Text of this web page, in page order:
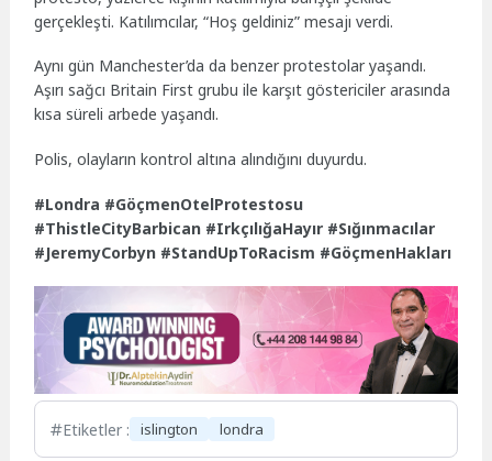
gerçekleşti. Katılımcılar, “Hoş geldiniz” mesajı verdi.
Aynı gün Manchester’da da benzer protestolar yaşandı.
Aşırı sağcı Britain First grubu ile karşıt göstericiler arasında
kısa süreli arbede yaşandı.
Polis, olayların kontrol altına alındığını duyurdu.
#Londra #GöçmenOtelProtestosu
#ThistleCityBarbican #IrkçılığaHayır #Sığınmacılar
#JeremyCorbyn #StandUpToRacism #GöçmenHakları
Etiketler : islington londra